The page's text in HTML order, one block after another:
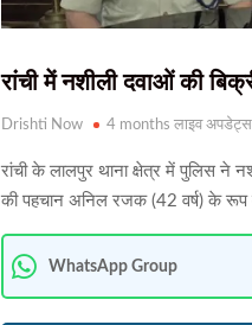
रांची में नशीली दवाओं की
Drishti Now 4 months लाइव अपडेट्स
रांची के लालपुर थाना क्षेत्र में पुलिस ने
की पहचान अनिल रजक (42 वर्ष) के रूप में
WhatsApp Group